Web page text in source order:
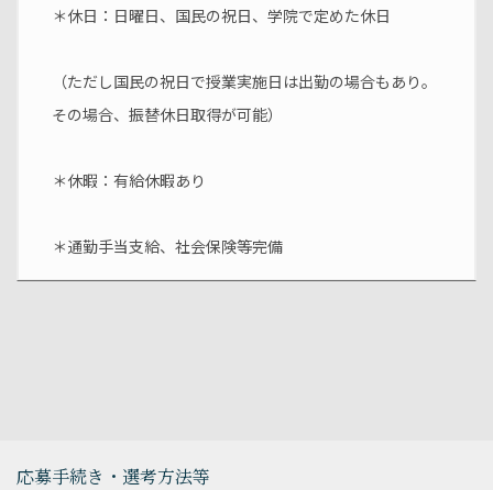
＊休日：日曜日、国民の祝日、学院で定めた休日
（ただし国民の祝日で授業実施日は出勤の場合もあり。
その場合、振替休日取得が可能）
＊休暇：有給休暇あり
＊通勤手当支給、社会保険等完備
応募手続き・選考方法等